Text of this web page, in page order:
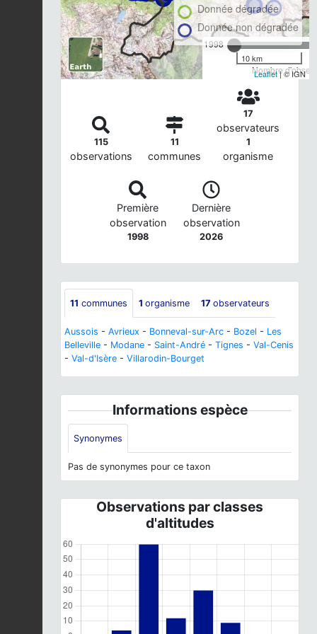
1998
Nombre
Donnée dégradée
Donnée non dégradée
10 km
Leaflet| © IGN
115
observations
11
communes
17
observateurs
1
organisme
Première
observation
1998
Dernière
observation
2026
11 communes 1 organisme 17 observateurs
Aussois - Avrieux - Bonneval-sur-Arc - Bozel - Les
Belleville - Modane - Saint-André - Tignes - Val-Cenis
- Val-d'Isère - Villarodin-Bourget
Informations espèce
Synonymes
Pas de synonymes pour ce taxon
Observations par classes
d'altitudes